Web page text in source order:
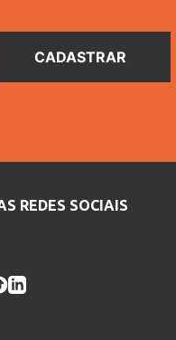
REDES SOCIAIS